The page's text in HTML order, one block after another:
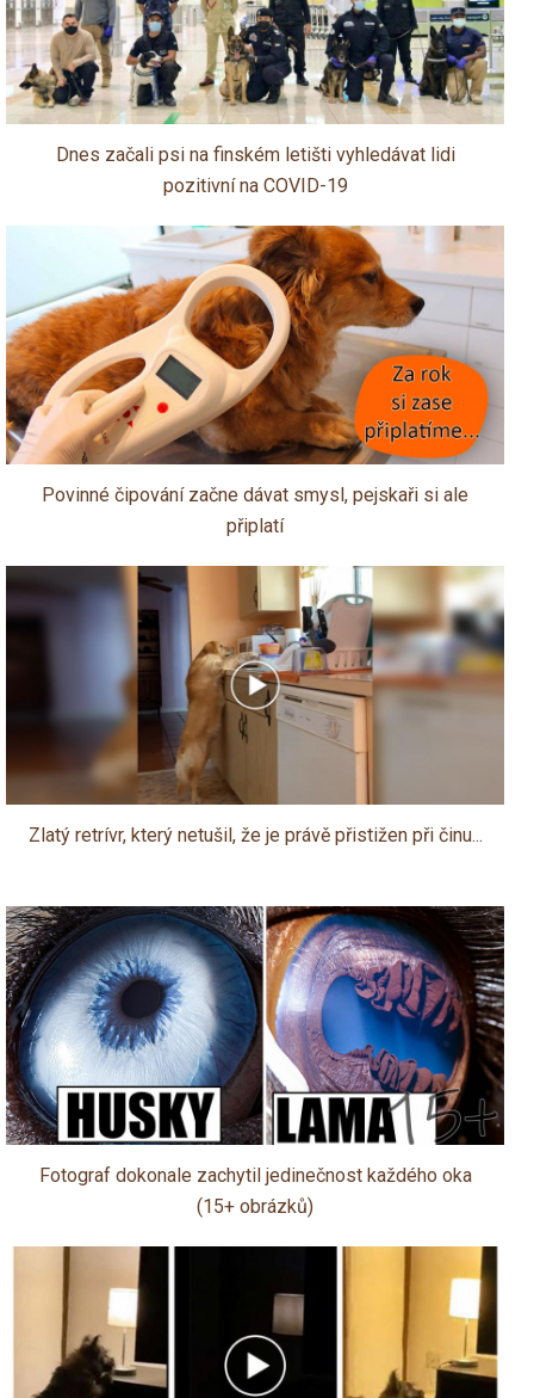
Dnes začali psi na finském letišti vyhledávat lidi
pozitivní na COVID-19
Povinné čipování začne dávat smysl, pejskaři si ale
připlatí
Zlatý retrívr, který netušil, že je právě přistižen při činu...
Fotograf dokonale zachytil jedinečnost každého oka
(15+ obrázků)